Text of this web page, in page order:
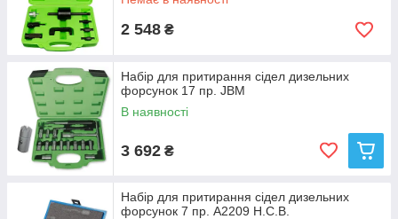
2 548 ₴
Набір для притирання сідел дизельних
форсунок 17 пр. JBM
В наявності
3 692 ₴
Набір для притирання сідел дизельних
форсунок 7 пр. A2209 H.C.B.